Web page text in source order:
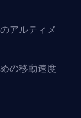
アルティメ
の移動速度